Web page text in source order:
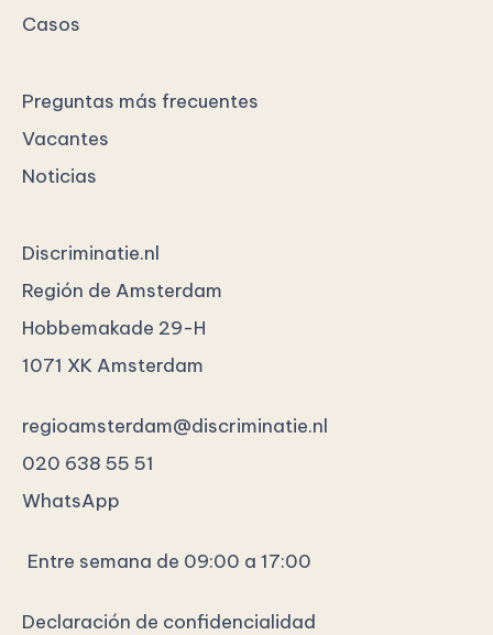
Casos
Preguntas más frecuentes
Vacantes
Noticias
Discriminatie.nl
Región de Amsterdam
Hobbemakade 29-H
1071 XK Amsterdam
regioamsterdam@discriminatie.nl
020 638 55 51
WhatsApp
Entre semana de 09:00 a 17:00
Declaración de confidencialidad